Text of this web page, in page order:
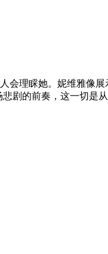
会理睬她。妮维雅像
剧的前奏，这一切是